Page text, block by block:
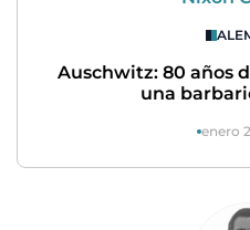
Auschwitz: 80 años
una
enero